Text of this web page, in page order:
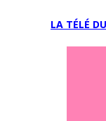
LA TÉLÉ